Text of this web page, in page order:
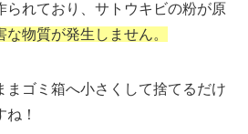
られており、サトウキビの粉が原
物質が発生しません。
まゴミ箱へ小さくして捨てるだけ
！